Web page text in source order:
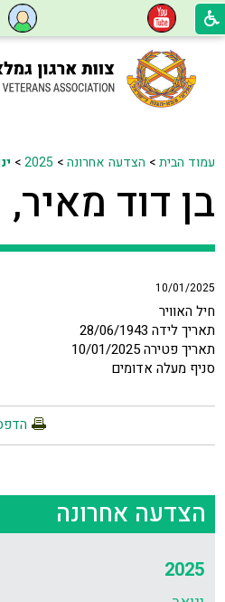
עמוד הבית> הצדעה אחרונה>
2025
>
בן דוד מאיר,
10/01/2025
חיל האוויר
תאריך לידה 28/06/1943
תאריך פטירה 10/01/2025
סניף מעלה אדומים
הצדעה אחרונה
2025